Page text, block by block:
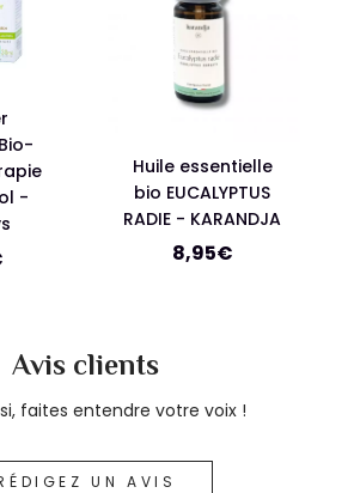
-
Huile essentielle
bio EUCALYPTUS
RADIE - KARANDJA
8,95€
Avis clients
faites entendre votre voix !
UN AVIS